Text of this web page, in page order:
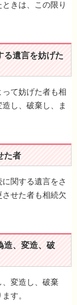
ていながら告
きは、この限り
する遺言を妨
て妨げた者も相
し、破棄し、ま
せた者
関する遺言をさ
せた者も相続欠
変造し、破棄
す。